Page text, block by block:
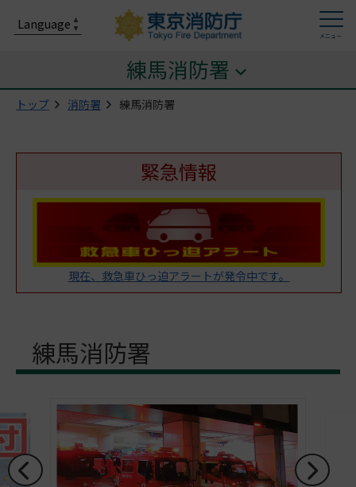
練馬消防署
トップ 消防署 練馬消防署
緊急情報
現在、救急車ひっ迫アラートが発令中です。
練馬消防署